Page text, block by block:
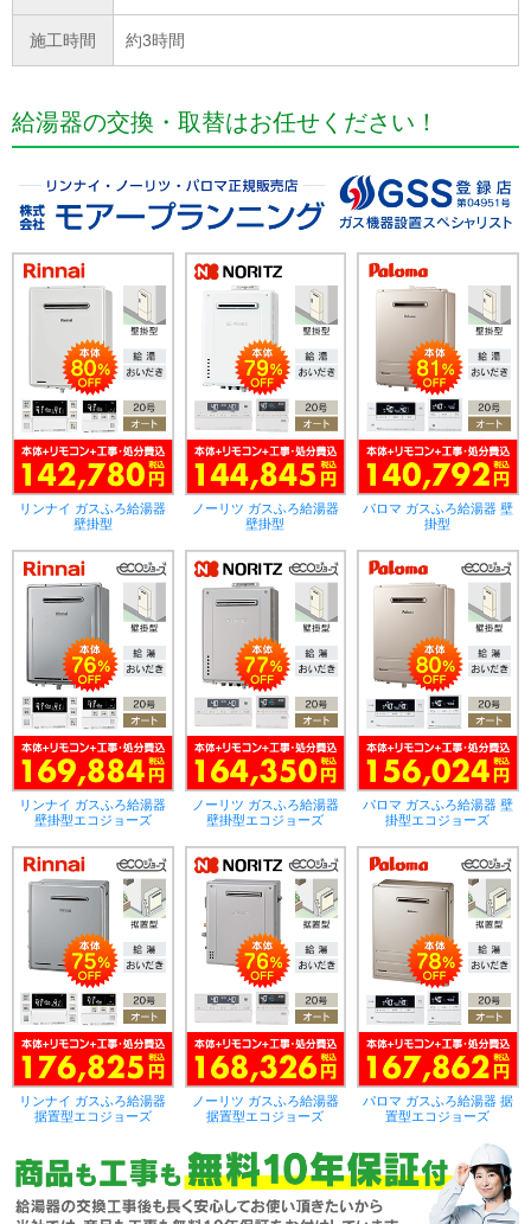
施工時間 約3時間
給湯器の交換・取替はお任せください！
リンナイ ガスふろ給湯器
壁掛型
ノーリツ ガスふろ給湯器
壁掛型
パロマ ガスふろ給湯器 壁
掛型
リンナイ ガスふろ給湯器
壁掛型エコジョーズ
ノーリツ ガスふろ給湯器
壁掛型エコジョーズ
パロマ ガスふろ給湯器 壁
掛型エコジョーズ
リンナイ ガスふろ給湯器
据置型エコジョーズ
ノーリツ ガスふろ給湯器
据置型エコジョーズ
パロマ ガスふろ給湯器 据
置型エコジョーズ